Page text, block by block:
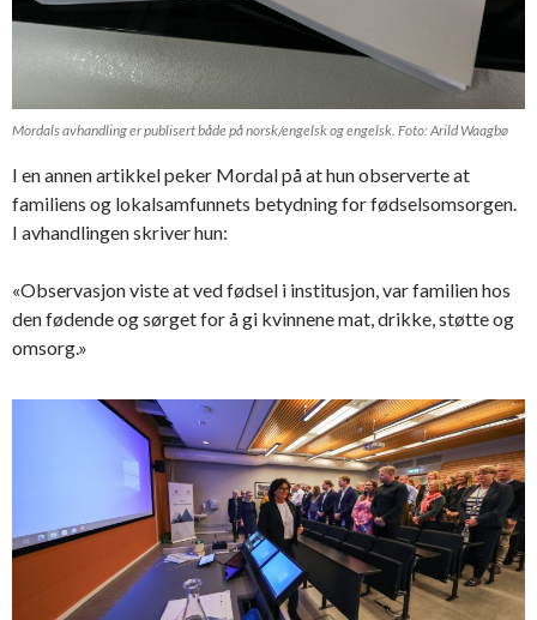
Mordals avhandling er publisert både på norsk/engelsk og engelsk. Foto: Arild Waagbø
I en annen artikkel peker Mordal på at hun observerte at
familiens og lokalsamfunnets betydning for fødselsomsorgen.
I avhandlingen skriver hun:
«Observasjon viste at ved fødsel i institusjon, var familien hos
den fødende og sørget for å gi kvinnene mat, drikke, støtte og
omsorg.»